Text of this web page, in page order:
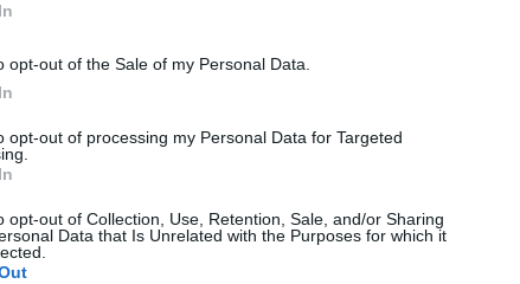
opt-out of the Sale of my Personal Data.
opt-out of processing my Personal Data for Targeted
opt-out of Collection, Use, Retention, Sale, and/or Sharing
Data that Is Unrelated with the Purposes for which it
folytatása!